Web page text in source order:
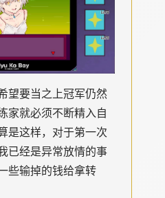
望要当之上冠军仍然
家就必须不断精入自
是这样，对于第一次
已经是异常放情的事
些输掉的钱给拿转